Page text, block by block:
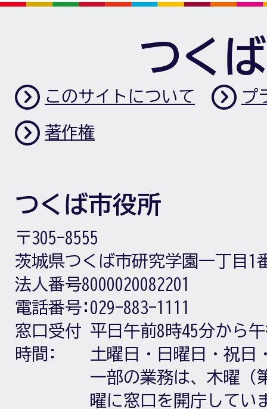
つく
このサイトについて プ
著作権
つくば市役所
〒305-8555
茨城県つくば市研究学園一丁目1
法人番号8000020082201
電話番号: 029-883-1111
窓口受付
時間:
平日午前8時45分から
土曜日・日曜日・祝日
一部の業務は、木曜（
曜に窓口を開庁してい